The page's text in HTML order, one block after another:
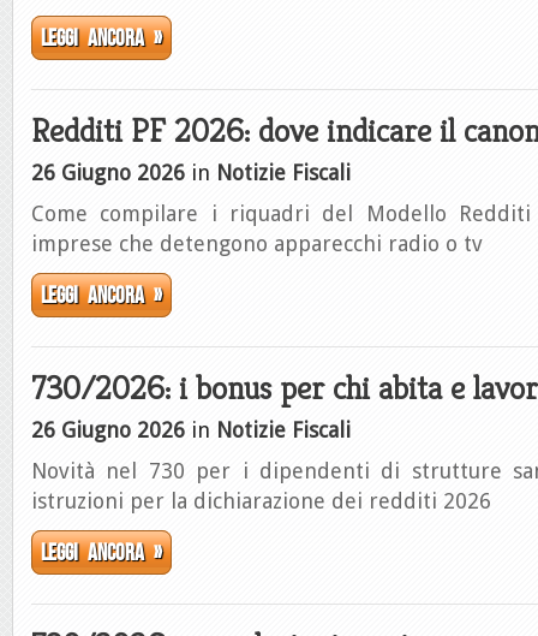
Leggi ancora »
Redditi PF 2026: dove indicare il
26 Giugno 2026 in Notizie Fiscali
Come compilare i riquadri del Modello
imprese che detengono apparecchi radio o tv
Leggi ancora »
730/2026: i bonus per chi abita e
26 Giugno 2026 in Notizie Fiscali
Novità nel 730 per i dipendenti di strutture
istruzioni per la dichiarazione dei redditi 2026
Leggi ancora »